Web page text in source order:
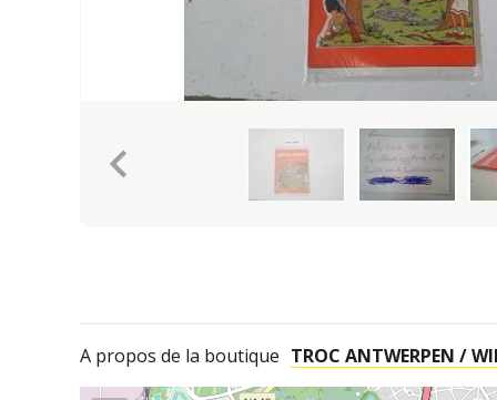
keyboard_arrow_left
A propos de la boutique TROC ANTWERPEN /